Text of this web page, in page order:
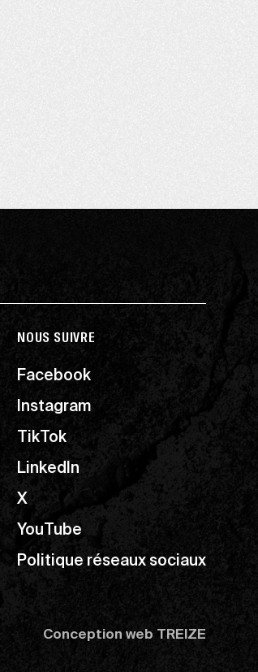
NOUS SUIVRE
Facebook
Instagram
TikTok
LinkedIn
X
YouTube
Politique réseaux sociaux
Conception webTREIZE